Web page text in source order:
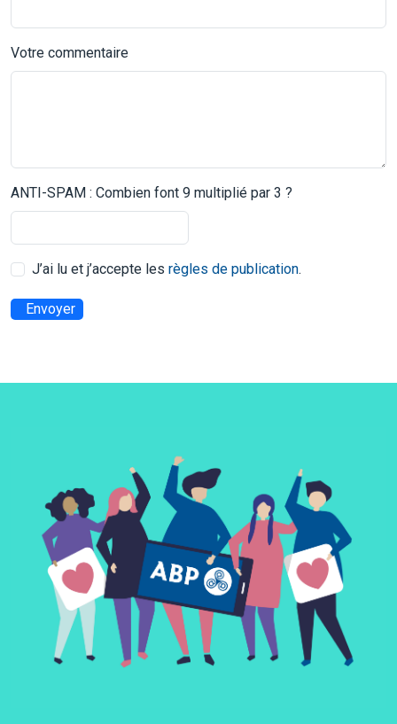
Votre commentaire
ANTI-SPAM : Combien font 9 multiplié par 3 ?
J’ai lu et j’accepte les règles de publication.
Envoyer